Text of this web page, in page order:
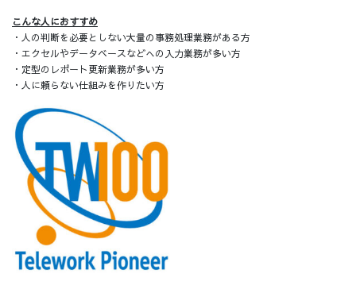
こんな人におすすめ
・人の判断を必要としない大量の事務処理業務がある方
・エクセルやデータベースなどへの入力業務が多い方
・定型のレポート更新業務が多い方
​・人に頼らない仕組みを作りたい方​